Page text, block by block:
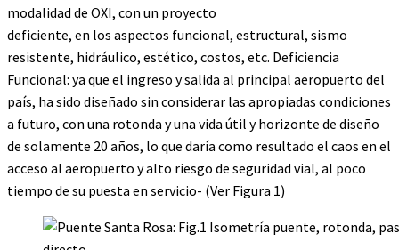
modalidad de OXI, con un proyecto
deficiente, en los aspectos funcional, estructural, sismo
resistente, hidráulico, estético, costos, etc. Deficiencia
Funcional: ya que el ingreso y salida al principal aeropuerto del
país, ha sido diseñado sin considerar las apropiadas condiciones
a futuro, con una rotonda y una vida útil y horizonte de diseño
de solamente 20 años, lo que daría como resultado el caos en el
acceso al aeropuerto y alto riesgo de seguridad vial, al poco
tiempo de su puesta en servicio- (Ver Figura 1)